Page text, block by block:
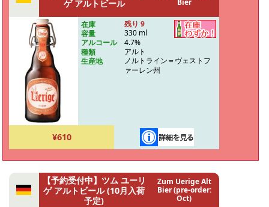
ゲ アルトビール
Bier
在庫
残り 9
容量
330 ml
アルコール
4.7%
種類
アルト
生産地
ノルトライン＝ヴェストフ
ァーレン州
¥610
【予約受付中】ツム ユーリ
ゲ アルトビール (10月入荷
予定)
Zum Uerige Alt
Bier (pre-order:
Oct)